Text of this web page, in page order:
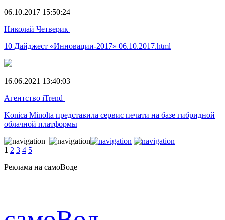
06.10.2017 15:50:24
Николай Четверик
10 Дайджест «Инновации-2017» 06.10.2017.html
16.06.2021 13:40:03
Агентство iTrend
Konica Minolta представила сервис печати на базе гибридной
облачной платформы
1 2 3 4 5
Реклама на самоВоде